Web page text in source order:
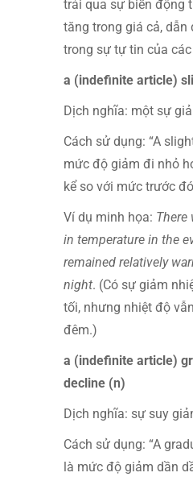
trải qua sự biến động
tăng trong giá cả, dẫn
trong sự tự tin của
a (indefinite article)
Dịch nghĩa: một sự
Cách sử dụng: “A
mức độ giảm đi nhỏ
kể so với mức trước
Ví dụ minh họa: There
in temperature in the
remained relatively
night. (Có sự giảm
tối, nhưng nhiệt độ
đêm.)
a (indefinite article)
decline (n)
Dịch nghĩa: sự suy
Cách sử dụng: “A
là mức độ giảm dần